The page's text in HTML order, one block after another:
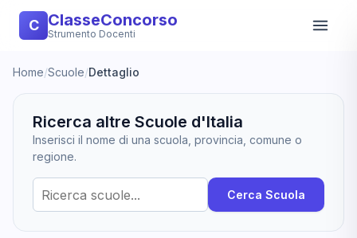
C ClasseConcorso
Strumento Docenti
Home/Scuole/Dettaglio
Ricerca altre Scuole d'Italia
Inserisci il nome di una scuola, provincia, comune o
regione.
Cerca Scuola